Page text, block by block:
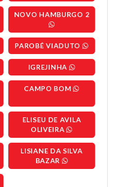
NOVO HAMBURGO 2
PAROBÉ VIADUTO
IGREJINHA
CAMPO BOM
ELISEU DE AVILA
OLIVEIRA
LISIANE DA SILVA
BAZAR